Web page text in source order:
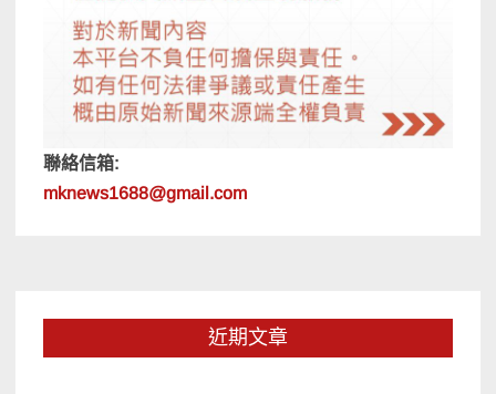
聯絡信箱:
mknews1688@gmail.com
近期文章